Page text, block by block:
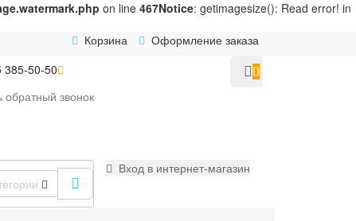
on line 467Notice: getimagesize(): Read error! in
Корзина
Оформление заказа
385-50-50
обратный звонок
0
Вход в интернет-магазин